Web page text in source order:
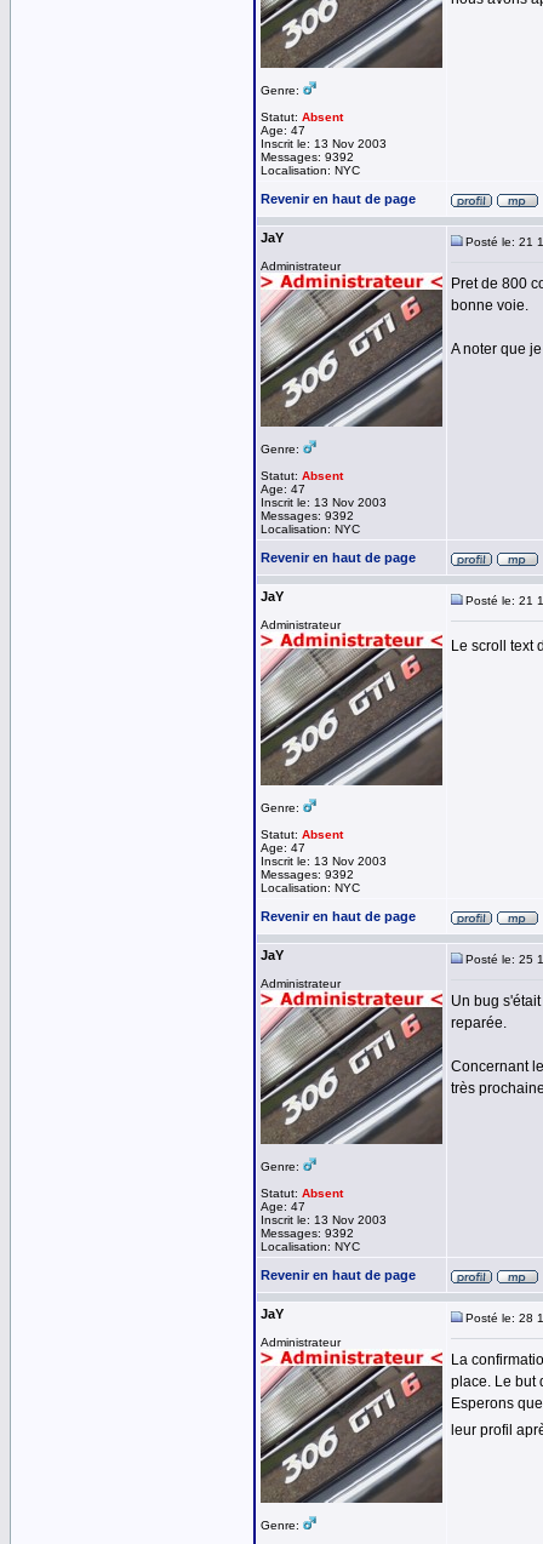
Genre:
Statut: Absent
Age: 47
Inscrit le: 13 Nov 2003
Messages: 9392
Localisation: NYC
Revenir en haut de page
JaY
Administrateur
Genre:
Statut: Absent
Age: 47
Inscrit le: 13 Nov 2003
Messages: 9392
Localisation: NYC
Posté le: 21
Pret de 800
bonne voie.
A noter que
Revenir en haut de page
JaY
Administrateur
Genre:
Statut: Absent
Age: 47
Inscrit le: 13 Nov 2003
Messages: 9392
Localisation: NYC
Posté le: 21
Le scroll text
Revenir en haut de page
JaY
Administrateur
Genre:
Statut: Absent
Age: 47
Inscrit le: 13 Nov 2003
Messages: 9392
Localisation: NYC
Posté le: 25
Un bug
reparée.
Concernant
très
Revenir en haut de page
JaY
Administrateur
Genre:
Posté le: 28
La
place. Le but
Esperons
leur profil